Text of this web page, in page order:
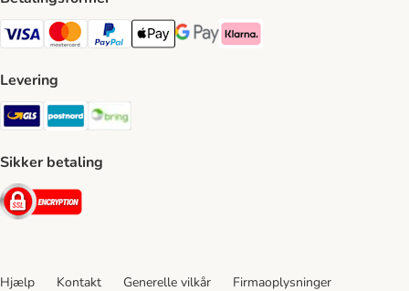
VISA Payment Method
Mastercard Payment Method
Paypal Payment Method
Apple Pay Payment Method
Google Pay Payment Method
Klarna Payment Method
Levering
GLS Shipping Method
Postnord Shipping Method
Sikker betaling
Security
Hjælp Kontakt Generelle vilkår Firmaoplysninger